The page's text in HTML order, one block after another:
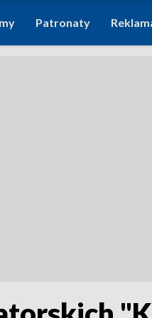
Patronaty